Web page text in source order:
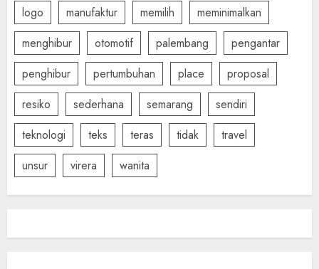
logo
manufaktur memilih
meminimalkan
menghibur
otomotif palembang
pengantar
penghibur
pertumbuhan place
proposal
resiko
sederhana semarang
sendiri
teknologi
teks teras tidak
travel
unsur
virera wanita